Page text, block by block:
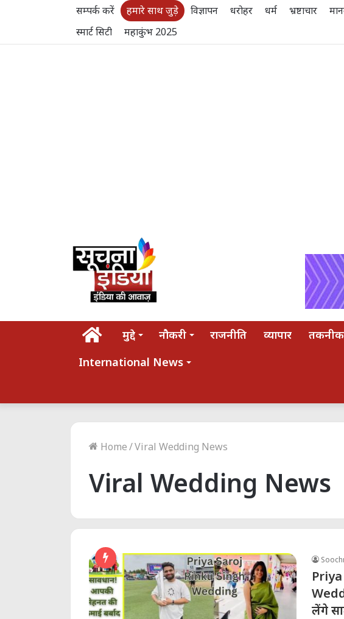
सम्पर्क करें हमारे साथ जुड़े विज्ञापन धरोहर धर्म भ्रष्टाचार
स्मार्ट सिटी
महाकुंभ 2025
होम मुद्दे नौकरी राजनीति व्यापार तकनीक
International News
Home/Viral Wedding News
Viral Wedding News
लेंगे